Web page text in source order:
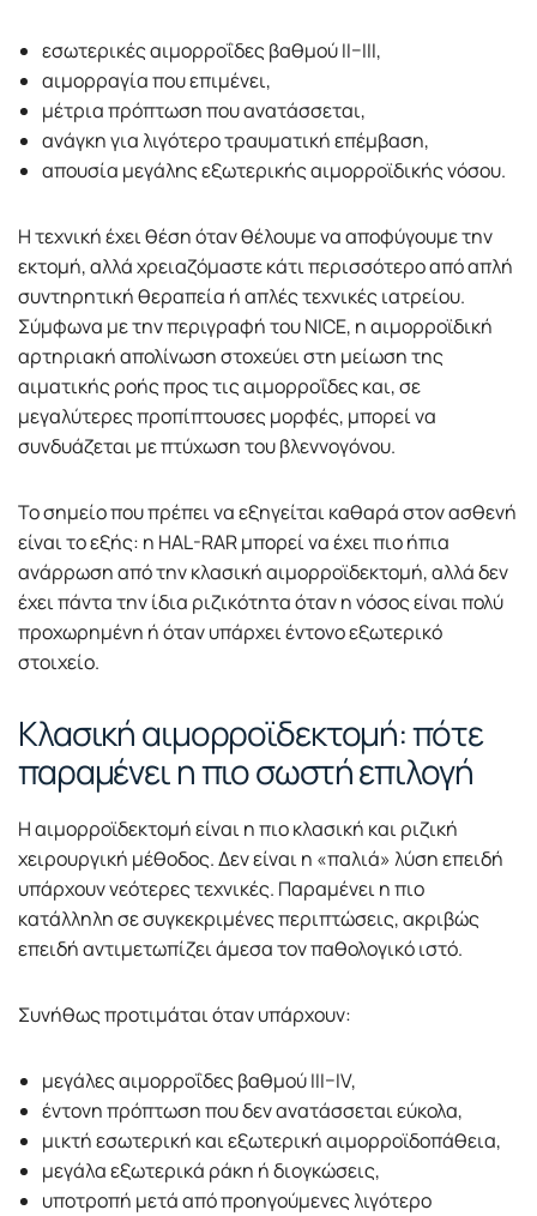
εσωτερικές αιμορροΐδες βαθμού II–III,
αιμορραγία που επιμένει,
μέτρια πρόπτωση που ανατάσσεται,
ανάγκη για λιγότερο τραυματική επέμβαση,
απουσία μεγάλης εξωτερικής αιμορροϊδικής νόσου.
Η τεχνική έχει θέση όταν θέλουμε να αποφύγουμε την
εκτομή, αλλά χρειαζόμαστε κάτι περισσότερο από απλή
συντηρητική θεραπεία ή απλές τεχνικές ιατρείου.
Σύμφωνα με την περιγραφή του NICE, η αιμορροϊδική
αρτηριακή απολίνωση στοχεύει στη μείωση της
αιματικής ροής προς τις αιμορροΐδες και, σε
μεγαλύτερες προπίπτουσες μορφές, μπορεί να
συνδυάζεται με πτύχωση του βλεννογόνου.
Το σημείο που πρέπει να εξηγείται καθαρά στον ασθενή
είναι το εξής: η HAL-RAR μπορεί να έχει πιο ήπια
ανάρρωση από την κλασική αιμορροϊδεκτομή, αλλά δεν
έχει πάντα την ίδια ριζικότητα όταν η νόσος είναι πολύ
προχωρημένη ή όταν υπάρχει έντονο εξωτερικό
στοιχείο.
Κλασική αιμορροϊδεκτομή: πότε
παραμένει η πιο σωστή επιλογή
Η αιμορροϊδεκτομή είναι η πιο κλασική και ριζική
χειρουργική μέθοδος. Δεν είναι η «παλιά» λύση επειδή
υπάρχουν νεότερες τεχνικές. Παραμένει η πιο
κατάλληλη σε συγκεκριμένες περιπτώσεις, ακριβώς
επειδή αντιμετωπίζει άμεσα τον παθολογικό ιστό.
Συνήθως προτιμάται όταν υπάρχουν:
μεγάλες αιμορροΐδες βαθμού III–IV,
έντονη πρόπτωση που δεν ανατάσσεται εύκολα,
μικτή εσωτερική και εξωτερική αιμορροϊδοπάθεια,
μεγάλα εξωτερικά ράκη ή διογκώσεις,
υποτροπή μετά από προηγούμενες λιγότερο